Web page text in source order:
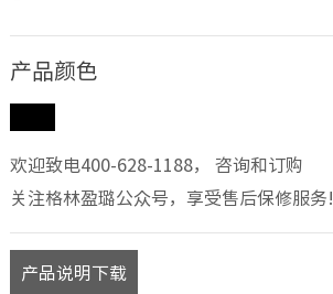
产品颜色
欢迎致电400-628-1188， 咨询和订购
关注格林盈璐公众号，享受售后保修服务!
产品说明下载